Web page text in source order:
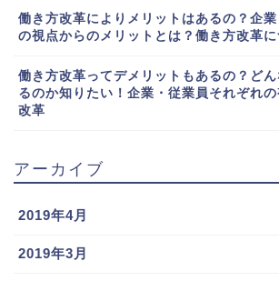
働き方改革によりメリットはあるの？企
の視点からのメリットとは？働き方改革に
働き方改革ってデメリットもあるの？ど
るのか知りたい！企業・従業員それぞれ
改革
アーカイブ
2019年4月
2019年3月